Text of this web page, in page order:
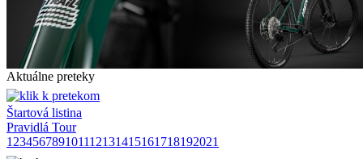
Aktuálne preteky
Štartová listina
Pravidlá Tour
1 23456789101112131415161718192021